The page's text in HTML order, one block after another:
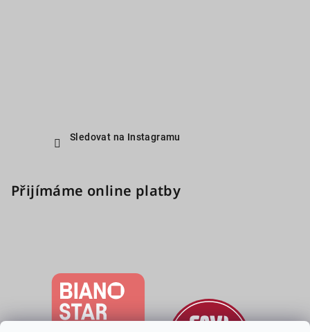
Sledovat na Instagramu
Přijímáme online platby